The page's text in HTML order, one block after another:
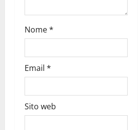
Nome*
Email *
Sito web